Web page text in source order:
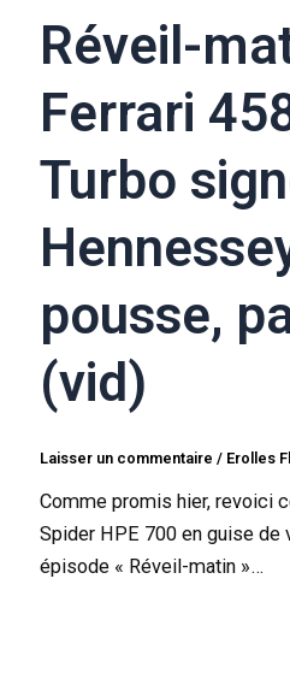
Réveil-
Ferrari
Turbo
pousse,
(vid)
Laisser un commentaire / Erolles
Comme promis hier, revoici
Spider HPE 700 en guise de
épisode « Réveil-matin »…